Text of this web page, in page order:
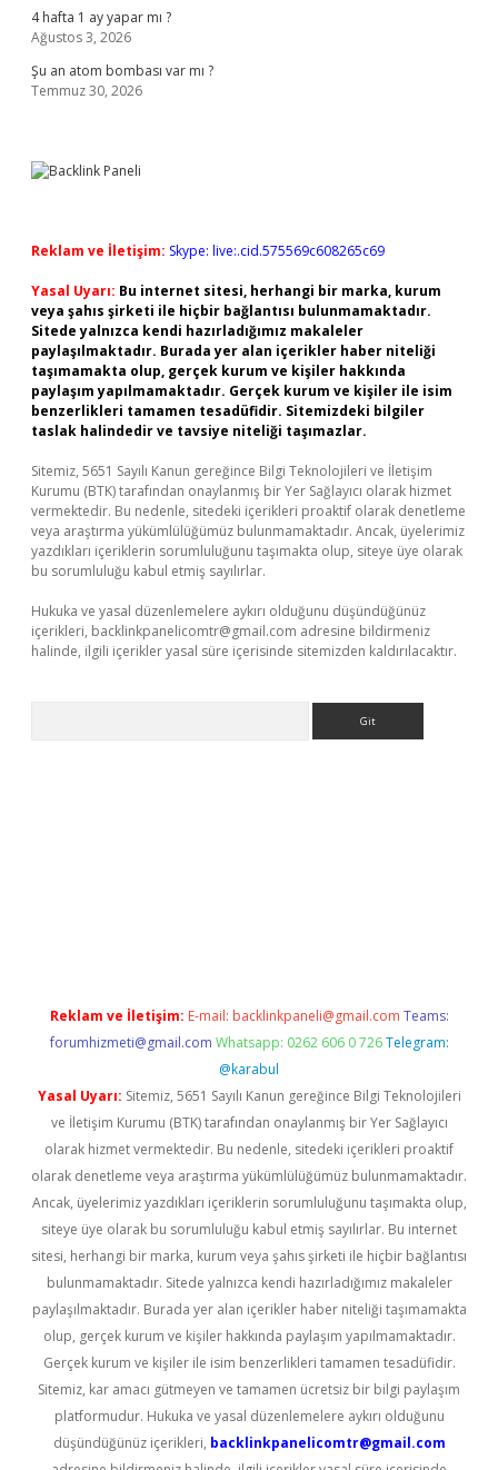
4 hafta 1 ay yapar mı ?
Ağustos 3, 2026
Şu an atom bombası var mı ?
Temmuz 30, 2026
Reklam ve İletişim: Skype: live:.cid.575569c608265c69
Yasal Uyarı: Bu internet sitesi, herhangi bir marka, kurum
veya şahıs şirketi ile hiçbir bağlantısı bulunmamaktadır.
Sitede yalnızca kendi hazırladığımız makaleler
paylaşılmaktadır. Burada yer alan içerikler haber niteliği
taşımamakta olup, gerçek kurum ve kişiler hakkında
paylaşım yapılmamaktadır. Gerçek kurum ve kişiler ile isim
benzerlikleri tamamen tesadüfidir. Sitemizdeki bilgiler
taslak halindedir ve tavsiye niteliği taşımazlar.
Sitemiz, 5651 Sayılı Kanun gereğince Bilgi Teknolojileri ve İletişim
Kurumu (BTK) tarafından onaylanmış bir Yer Sağlayıcı olarak hizmet
vermektedir. Bu nedenle, sitedeki içerikleri proaktif olarak denetleme
veya araştırma yükümlülüğümüz bulunmamaktadır. Ancak, üyelerimiz
yazdıkları içeriklerin sorumluluğunu taşımakta olup, siteye üye olarak
bu sorumluluğu kabul etmiş sayılırlar.
Hukuka ve yasal düzenlemelere aykırı olduğunu düşündüğünüz
içerikleri, backlinkpanelicomtr@gmail.com adresine bildirmeniz
halinde, ilgili içerikler yasal süre içerisinde sitemizden kaldırılacaktır.
Reklam ve İletişim: E-mail: backlinkpaneli@gmail.com Teams:
forumhizmeti@gmail.com Whatsapp: 0262 606 0 726 Telegram:
@karabul
Yasal Uyarı: Sitemiz, 5651 Sayılı Kanun gereğince Bilgi Teknolojileri
ve İletişim Kurumu (BTK) tarafından onaylanmış bir Yer Sağlayıcı
olarak hizmet vermektedir. Bu nedenle, sitedeki içerikleri proaktif
olarak denetleme veya araştırma yükümlülüğümüz bulunmamaktadır.
Ancak, üyelerimiz yazdıkları içeriklerin sorumluluğunu taşımakta olup,
siteye üye olarak bu sorumluluğu kabul etmiş sayılırlar. Bu internet
sitesi, herhangi bir marka, kurum veya şahıs şirketi ile hiçbir bağlantısı
bulunmamaktadır. Sitede yalnızca kendi hazırladığımız makaleler
paylaşılmaktadır. Burada yer alan içerikler haber niteliği taşımamakta
olup, gerçek kurum ve kişiler hakkında paylaşım yapılmamaktadır.
Gerçek kurum ve kişiler ile isim benzerlikleri tamamen tesadüfidir.
Sitemiz, kar amacı gütmeyen ve tamamen ücretsiz bir bilgi paylaşım
platformudur. Hukuka ve yasal düzenlemelere aykırı olduğunu
düşündüğünüz içerikleri, backlinkpanelicomtr@gmail.com